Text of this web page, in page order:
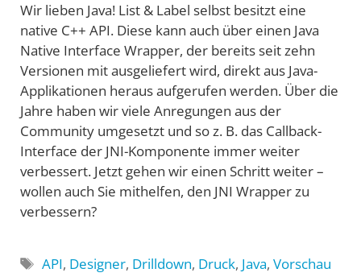
Wir lieben Java! List & Label selbst besitzt eine
native C++ API. Diese kann auch über einen Java
Native Interface Wrapper, der bereits seit zehn
Versionen mit ausgeliefert wird, direkt aus Java-
Applikationen heraus aufgerufen werden. Über die
Jahre haben wir viele Anregungen aus der
Community umgesetzt und so z. B. das Callback-
Interface der JNI-Komponente immer weiter
verbessert. Jetzt gehen wir einen Schritt weiter –
wollen auch Sie mithelfen, den JNI Wrapper zu
verbessern?
Schlagwörter
API, Designer, Drilldown, Druck, Java,Vorschau